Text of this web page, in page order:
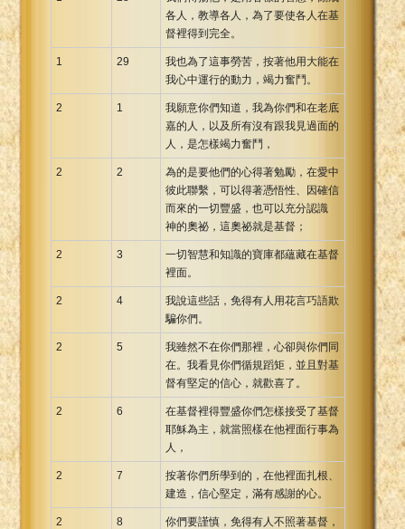
各人，教導各人，為了要使各人在基
督裡得到完全。
1 29
我也為了這事勞苦，按著他用大能在
我心中運行的動力，竭力奮鬥。
2 1
我願意你們知道，我為你們和在老底
嘉的人，以及所有沒有跟我見過面的
人，是怎樣竭力奮鬥，
2 2
為的是要他們的心得著勉勵，在愛中
彼此聯繫，可以得著憑悟性、因確信
而來的一切豐盛，也可以充分認識
神的奧祕，這奧祕就是基督；
2 3
一切智慧和知識的寶庫都蘊藏在基督
裡面。
2 4
我說這些話，免得有人用花言巧語欺
騙你們。
2 5
我雖然不在你們那裡，心卻與你們同
在。我看見你們循規蹈矩，並且對基
督有堅定的信心，就歡喜了。
2 6
在基督裡得豐盛你們怎樣接受了基督
耶穌為主，就當照樣在他裡面行事為
人，
2 7
按著你們所學到的，在他裡面扎根、
建造，信心堅定，滿有感謝的心。
2 8
你們要謹慎，免得有人不照著基督，